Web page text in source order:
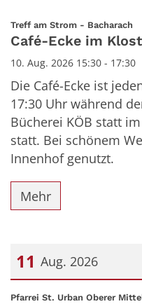
Treff am Strom - Bacharach
Café-Ecke im
10. Aug. 2026 15:30 - 17:30
Die Café-Ecke ist
17:30 Uhr während
Bücherei KÖB statt
statt. Bei schönem
Innenhof genutzt.
Mehr
11 Aug. 2026
Datum: 11. August
Pfarrei St. Urban Oberer